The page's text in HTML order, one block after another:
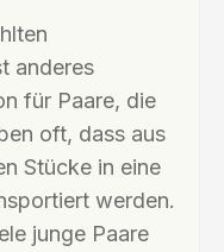
anderes
für Paare, die
oft, dass aus
Stücke in eine
werden.
junge Paare